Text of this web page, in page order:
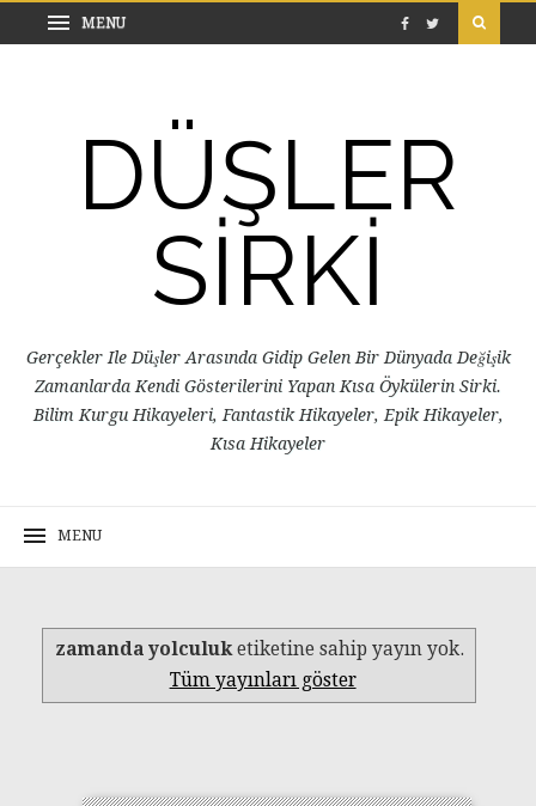
DÜŞLER
SİRKİ
Gerçekler Ile Düşler Arasında Gidip Gelen Bir Dünyada Değişik
Zamanlarda Kendi Gösterilerini Yapan Kısa Öykülerin Sirki.
Bilim Kurgu Hikayeleri, Fantastik Hikayeler, Epik Hikayeler,
Kısa Hikayeler
zamanda yolculuketiketine sahip yayın yok.
Tüm yayınları göster